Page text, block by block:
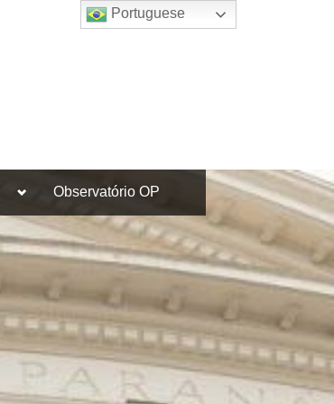
Toggle
menu
Observatório OP
Portuguese